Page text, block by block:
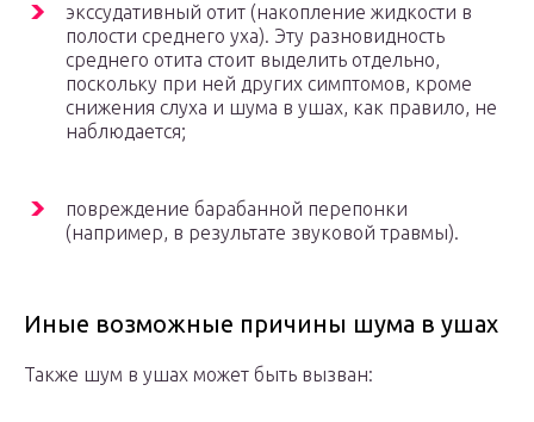
экссудативный отит (накопление жидкости в
полости среднего уха). Эту разновидность
среднего отита стоит выделить отдельно,
поскольку при ней других симптомов, кроме
снижения слуха и шума в ушах, как правило, не
наблюдается;
повреждение барабанной перепонки
(например, в результате звуковой травмы).
Иные возможные причины шума в ушах
Также шум в ушах может быть вызван: